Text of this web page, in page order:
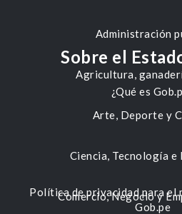
Administración
Agricultura,
Arte, Deporte y
Ciencia, Tecnología e
Comercio, Negocio y
Sobre el
¿Qué es
Política de privacidad para el
Gob.pe